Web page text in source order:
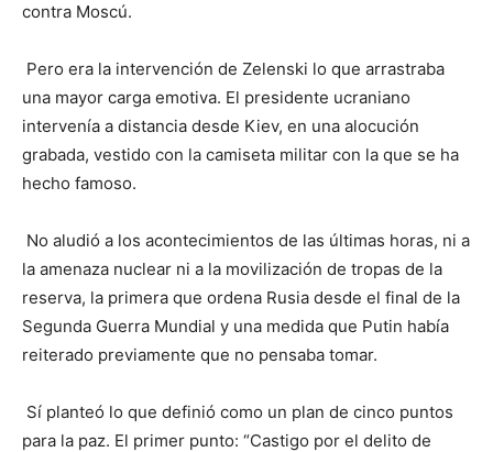
contra Moscú.
Pero era la intervención de Zelenski lo que arrastraba
una mayor carga emotiva. El presidente ucraniano
intervenía a distancia desde Kiev, en una alocución
grabada, vestido con la camiseta militar con la que se ha
hecho famoso.
No aludió a los acontecimientos de las últimas horas, ni a
la amenaza nuclear ni a la movilización de tropas de la
reserva, la primera que ordena Rusia desde el final de la
Segunda Guerra Mundial y una medida que Putin había
reiterado previamente que no pensaba tomar.
Sí planteó lo que definió como un plan de cinco puntos
para la paz. El primer punto: “Castigo por el delito de